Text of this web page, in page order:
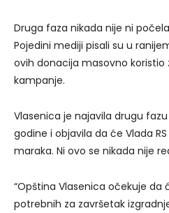
Druga faza nikada nije ni
Pojedini mediji pisali su u
ovih donacija masovno koristio
kampanje.
Vlasenica je najavila drugu
godine i objavila da će Vlada
maraka. Ni ovo se nikada nije
“Opština Vlasenica očekuje da
potrebnih za završetak